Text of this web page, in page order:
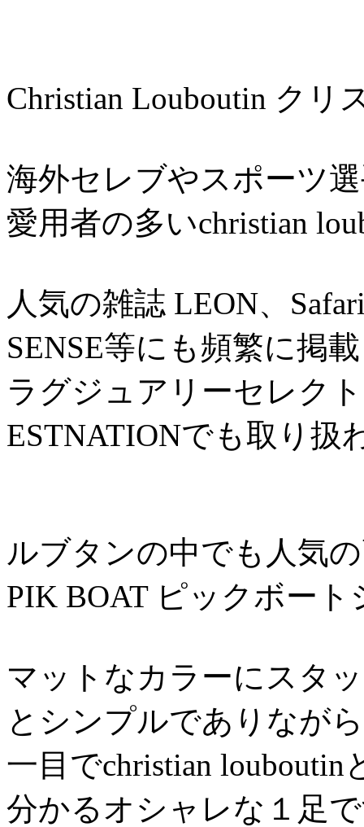
Christian Louboutin クリ
海外セレブやスポーツ
愛用者の多いchristian
人気の雑誌 LEON、
SENSE等にも頻繁に掲
ラグジュアリーセレク
ESTNATIONでも取り扱
ルブタンの中でも人気
PIK BOAT ピックボート
マットなカラーにスタ
とシンプルでありなが
一目でchristian louboutin
分かるオシャレな１足